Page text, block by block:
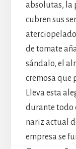
absolutas, la
cubren sus
de tomate
sándalo, el
cremosa que
Lleva esta
durante todo
nariz actual
empresa se